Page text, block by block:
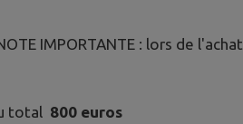
de l'achat,
total 800 euros